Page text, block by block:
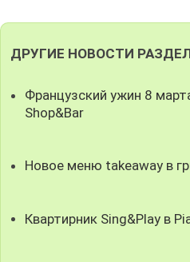
ДРУГИЕ НОВОСТИ
Французский ужин 8
Shop&Bar
Новое меню takeaway в
Квартирник Sing&Play в